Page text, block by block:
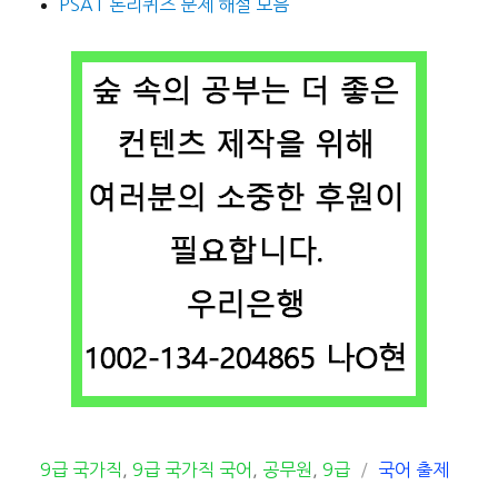
PSAT 논리퀴즈 문제 해설 모음
카
9급 국가직 ,9급 국가직 국어 공무원 ,9급
태
국어 출제